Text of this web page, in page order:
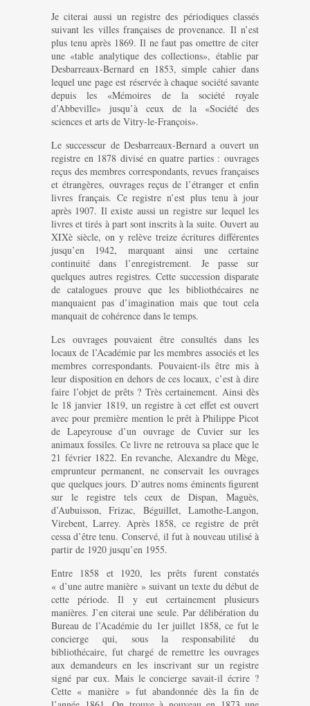
Je citerai aussi un registre des périodiques classés
suivant les villes françaises de provenance. Il n’est
plus tenu après 1869. Il ne faut pas omettre de citer
une «table analytique des collections», établie par
Desbarreaux-Bernard en 1853, simple cahier dans
lequel une page est réservée à chaque société savante
depuis les «Mémoires de la société royale
d’Abbeville» jusqu’à ceux de la «Société des
sciences et arts de Vitry-le-François».
Le successeur de Desbarreaux-Bernard a ouvert un
registre en 1878 divisé en quatre parties : ouvrages
reçus des membres correspondants, revues françaises
et étrangères, ouvrages reçus de l’étranger et enfin
livres français. Ce registre n’est plus tenu à jour
après 1907. Il existe aussi un registre sur lequel les
livres et tirés à part sont inscrits à la suite. Ouvert au
XIXè siècle, on y relève treize écritures différentes
jusqu’en 1942, marquant ainsi une certaine
continuité dans l’enregistrement. Je passe sur
quelques autres registres. Cette succession disparate
de catalogues prouve que les bibliothécaires ne
manquaient pas d’imagination mais que tout cela
manquait de cohérence dans le temps.
Les ouvrages pouvaient être consultés dans les
locaux de l’Académie par les membres associés et les
membres correspondants. Pouvaient-ils être mis à
leur disposition en dehors de ces locaux, c’est à dire
faire l’objet de prêts ? Très certainement. Ainsi dès
le 18 janvier 1819, un registre à cet effet est ouvert
avec pour première mention le prêt à Philippe Picot
de Lapeyrouse d’un ouvrage de Cuvier sur les
animaux fossiles. Ce livre ne retrouva sa place que le
21 février 1822. En revanche, Alexandre du Mège,
emprunteur permanent, ne conservait les ouvrages
que quelques jours. D’autres noms éminents figurent
sur le registre tels ceux de Dispan, Maguès,
d’Aubuisson, Frizac, Béguillet, Lamothe-Langon,
Virebent, Larrey. Après 1858, ce registre de prêt
cessa d’être tenu. Conservé, il fut à nouveau utilisé à
partir de 1920 jusqu’en 1955.
Entre 1858 et 1920, les prêts furent constatés
« d’une autre manière » suivant un texte du début de
cette période. Il y eut certainement plusieurs
manières. J’en citerai une seule. Par délibération du
Bureau de l’Académie du 1er juillet 1858, ce fut le
concierge qui, sous la responsabilité du
bibliothécaire, fut chargé de remettre les ouvrages
aux demandeurs en les inscrivant sur un registre
signé par eux. Mais le concierge savait-il écrire ?
Cette « manière » fut abandonnée dès la fin de